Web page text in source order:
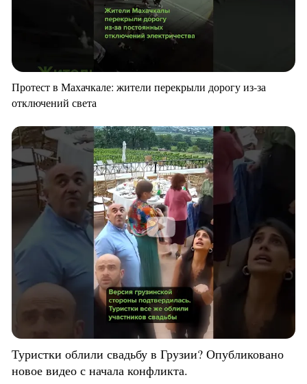
Протест в Махачкале: жители перекрыли дорогу из-за
отключений света
Туристки облили свадьбу в Грузии? Опубликовано
новое видео с начала конфликта.